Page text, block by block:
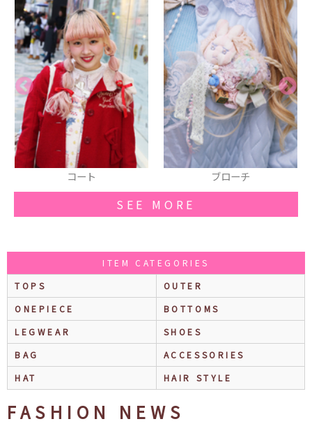
ブローチ トートバッグ
SEE MORE
ITEM CATEGORIES
TOPS
OUTER
ONEPIECE
BOTTOMS
LEGWEAR
SHOES
BAG
ACCESSORIES
HAT
HAIR STYLE
FASHION NEWS